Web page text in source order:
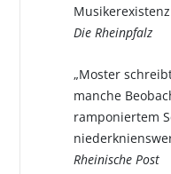
Die Rheinpfalz
„Moster
manche
ramponiertem
Rheinische Post